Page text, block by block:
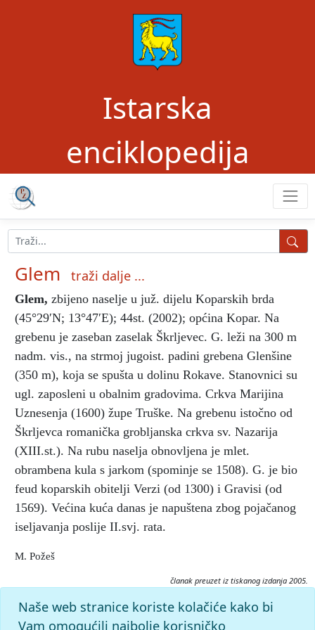
Istarska
enciklopedija
Glem traži dalje ...
Glem, zbijeno naselje u juž. dijelu Koparskih brda
(45°29′N; 13°47′E); 44st. (2002); općina Kopar. Na
grebenu je zaseban zaselak Škrljevec. G. leži na 300 m
nadm. vis., na strmoj jugoist. padini grebena Glenšine
(350 m), koja se spušta u dolinu Rokave. Stanovnici su
ugl. zaposleni u obalnim gradovima. Crkva Marijina
Uznesenja (1600) župe Truške. Na grebenu istočno od
Škrljevca romanička grobljanska crkva sv. Nazarija
(XIII.st.). Na rubu naselja obnovljena je mlet.
obrambena kula s jarkom (spominje se 1508). G. je bio
feud koparskih obitelji Verzi (od 1300) i Gravisi (od
1569). Većina kuća danas je napuštena zbog pojačanog
iseljavanja poslije II.svj. rata.
M. Požeš
članak preuzet iz tiskanog izdanja 2005.
Citiranje:
Istarska enciklopedija (2005), mrežno izdanje.
Naše web stranice koriste kolačiće kako bi
Vam omogućili najbolje korisničko